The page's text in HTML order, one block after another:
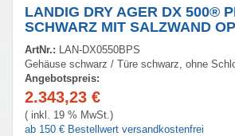
LANDIG DRY AGER DX 500®
SCHWARZ MIT SALZWAND
ArtNr.: LAN-DX0550BPS
Gehäuse schwarz / Türe schwarz, ohne
Angebotspreis:
2.343,23 €
( inkl. 19 % MwSt.)
ab 150 € Bestellwert versandkostenfrei